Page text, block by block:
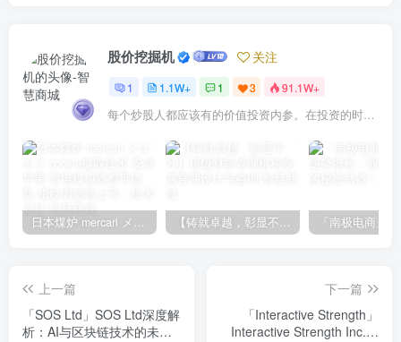
股价挖掘机 关注
1 1.1W+ 1 3 91.1W+
每个炒股人都应该有的价值投资内参。在投资的时候，我们把自己看成是企业分析师——而不是市场分析师，也不是宏观经济分析师，更不是证券分析师。
日本煤炉 mercari メルカリ cookie提取技术 安卓 苹果 雷电模拟器都可提取,指纹浏览器上号。技术支持 【铸就卓越，彰显不凡】顶级财富管理机构专属官网设计与咨询
上一篇
「SOS Ltd」SOS Ltd深度解
析：AI与区块链技术的未来
下一篇
「Interactive Strength」
Interactive Strength Inc.全